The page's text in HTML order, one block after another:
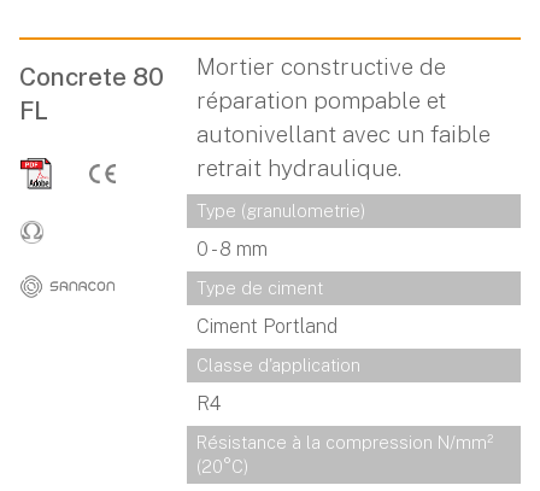
Concrete 80
FL
Mortier constructive de
réparation pompable et
autonivellant avec un faible
retrait hydraulique.
Type (granulometrie)
0 - 8 mm
Type de ciment
Ciment Portland
Classe d'application
R4
Résistance à la compression N/mm²
(20°C)